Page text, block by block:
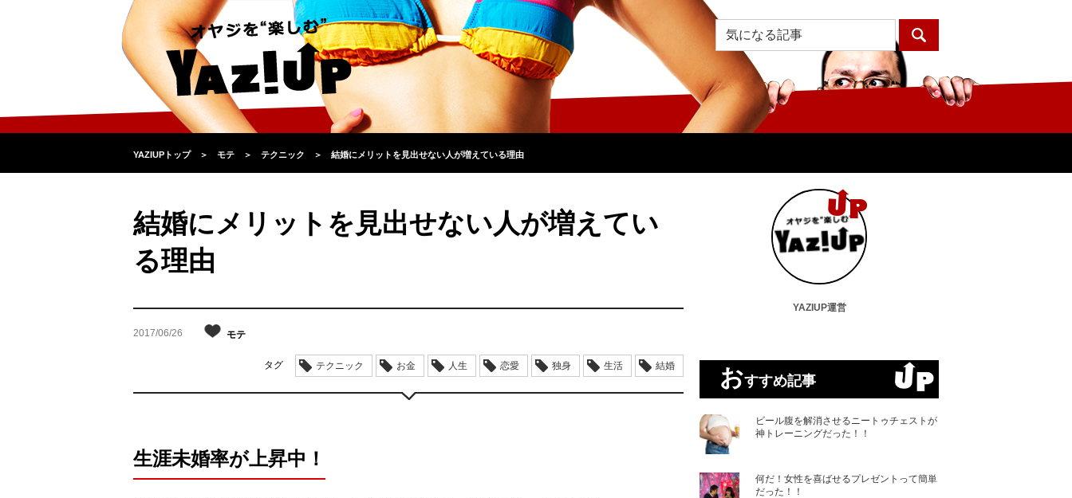
YAZIUPトップ ＞ モテ ＞ テクニック ＞ 結婚にメリットを見出せない人が増えている理由
結婚にメリットを見出せない人が増えてい
る理由
2017/06/26 モテ
タグ テクニック お金 人生 恋愛 独身 生活 結婚
生涯未婚率が上昇中！
YAZIUP運営
おすすめ記事
ビール腹を解消させるニートゥチェストが
神トレーニングだった！！
何だ！女性を喜ばせるプレゼントって簡単
だった！！